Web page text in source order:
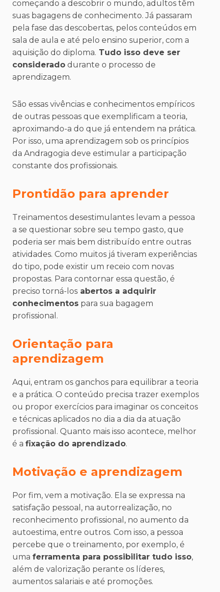
começando a descobrir o mundo, adultos têm
suas bagagens de conhecimento. Já passaram
pela fase das descobertas, pelos conteúdos em
sala de aula e até pelo ensino superior, com a
aquisição do diploma. Tudo isso deve ser
considerado durante o processo de
aprendizagem.
São essas vivências e conhecimentos empíricos
de outras pessoas que exemplificam a teoria,
aproximando-a do que já entendem na prática.
Por isso, uma aprendizagem sob os princípios
da Andragogia deve estimular a participação
constante dos profissionais.
Prontidão para aprender
Treinamentos desestimulantes levam a pessoa
a se questionar sobre seu tempo gasto, que
poderia ser mais bem distribuído entre outras
atividades. Como muitos já tiveram experiências
do tipo, pode existir um receio com novas
propostas. Para contornar essa questão, é
preciso torná-los abertos a adquirir
conhecimentos para sua bagagem
profissional.
Orientação para
aprendizagem
Aqui, entram os ganchos para equilibrar a teoria
e a prática. O conteúdo precisa trazer exemplos
ou propor exercícios para imaginar os conceitos
e técnicas aplicados no dia a dia da atuação
profissional. Quanto mais isso acontece, melhor
é a fixação do aprendizado.
Motivação e aprendizagem
Por fim, vem a motivação. Ela se expressa na
satisfação pessoal, na autorrealização, no
reconhecimento profissional, no aumento da
autoestima, entre outros. Com isso, a pessoa
percebe que o treinamento, por exemplo, é
uma ferramenta para possibilitar tudo isso,
além de valorização perante os líderes,
aumentos salariais e até promoções.